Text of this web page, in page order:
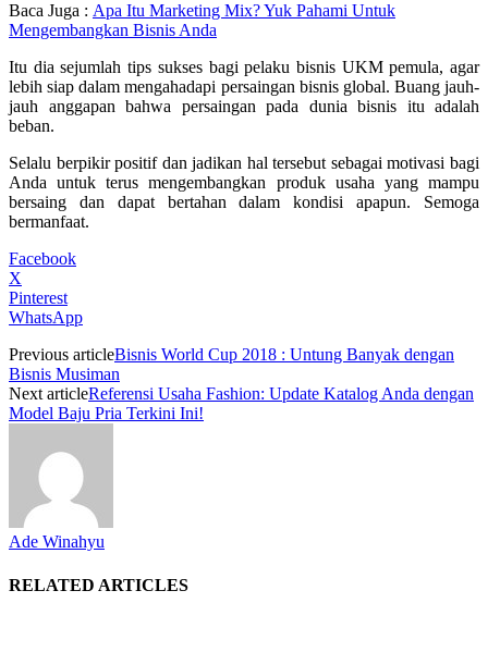
Baca Juga : Apa Itu Marketing Mix? Yuk Pahami Untuk
Mengembangkan Bisnis Anda
Itu dia sejumlah tips sukses bagi pelaku bisnis UKM pemula, agar
lebih siap dalam mengahadapi persaingan bisnis global. Buang jauh-
jauh anggapan bahwa persaingan pada dunia bisnis itu adalah
beban.
Selalu berpikir positif dan jadikan hal tersebut sebagai motivasi bagi
Anda untuk terus mengembangkan produk usaha yang mampu
bersaing dan dapat bertahan dalam kondisi apapun. Semoga
bermanfaat.
Facebook
X
Pinterest
WhatsApp
Previous articleBisnis World Cup 2018 : Untung Banyak dengan
Bisnis Musiman
Next articleReferensi Usaha Fashion: Update Katalog Anda dengan
Model Baju Pria Terkini Ini!
Ade Winahyu
RELATED ARTICLES